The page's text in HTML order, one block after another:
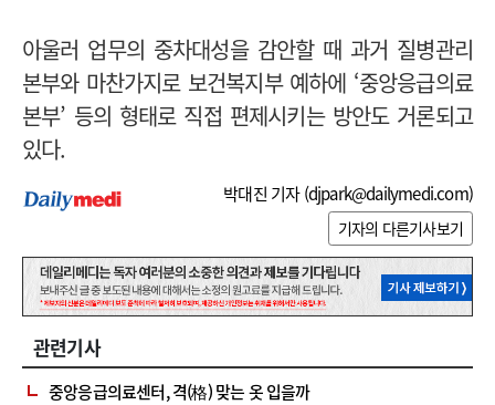
아울러 업무의 중차대성을 감안할 때 과거 질병관리
본부와 마찬가지로 보건복지부 예하에 ‘중앙응급의료
본부’ 등의 형태로 직접 편제시키는 방안도 거론되고
있다.
박대진 기자 (djpark@dailymedi.com)
기자의 다른기사보기
관련기사
중앙응급의료센터, 격(格) 맞는 옷 입을까